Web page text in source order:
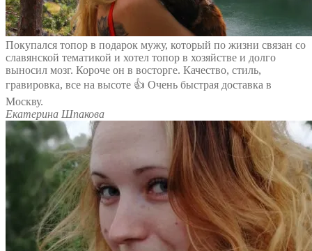
Покупался топор в подарок мужу, который по жизни связан со
славянской тематикой и хотел топор в хозяйстве и долго
выносил мозг. Короче он в восторге. Качество, стиль,
гравировка, все на высоте 👍 Очень быстрая доставка в
Москву.
Екатерина Шпакова